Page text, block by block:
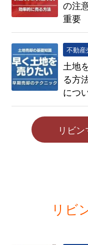
の注
重要
不動産
土地
る方
につ
リビ
リビ